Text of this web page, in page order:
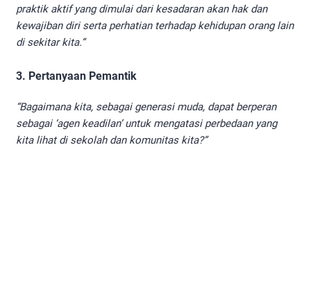
praktik aktif yang dimulai dari kesadaran akan hak dan
kewajiban diri serta perhatian terhadap kehidupan orang lain
di sekitar kita.”
3. Pertanyaan Pemantik
“Bagaimana kita, sebagai generasi muda, dapat berperan
sebagai ‘agen keadilan’ untuk mengatasi perbedaan yang
kita lihat di sekolah dan komunitas kita?”